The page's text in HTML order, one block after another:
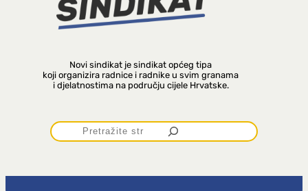
Novi sindikat je sindikat općeg tipa
koji organizira radnice i radnike u svim granama
i djelatnostima na području cijele Hrvatske.
P
r